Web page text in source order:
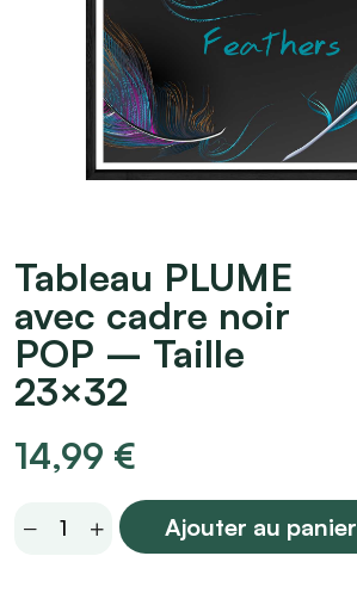
Tableau PLUME
avec cadre noir
POP – Taille
23×32
14,99 €
Tableau
Ajouter au panier